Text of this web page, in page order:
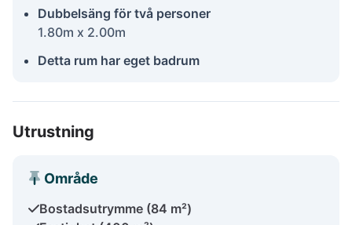
Dubbelsäng för två personer
1.80m x 2.00m
Detta rum har eget badrum
Utrustning
Område
Bostadsutrymme (84 m²)